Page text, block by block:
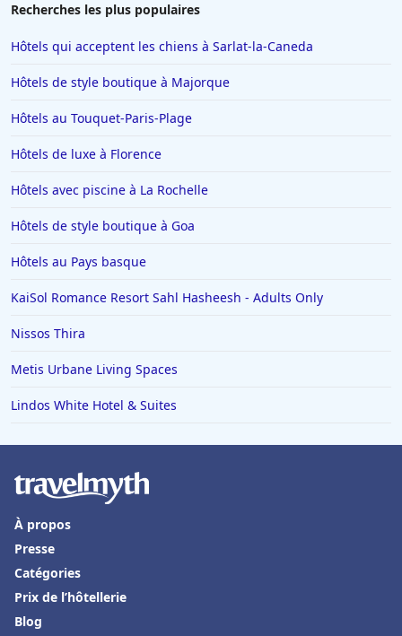
annoncé, notant la nécessité d'améliorations importantes pour
considérée comme ayant du potentiel et offre une expérience
Recherches les plus populaires
Hôtels qui acceptent les chiens à Sarlat-la-Caneda
Hôtels de style boutique à Majorque
Hôtels au Touquet-Paris-Plage
Hôtels de luxe à Florence
Hôtels avec piscine à La Rochelle
Hôtels de style boutique à Goa
Hôtels au Pays basque
KaiSol Romance Resort Sahl Hasheesh - Adults Only
Nissos Thira
Metis Urbane Living Spaces
Lindos White Hotel & Suites
À propos
Presse
Catégories
Prix de l’hôtellerie
Blog